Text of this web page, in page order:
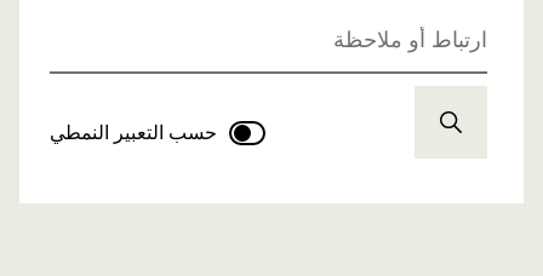
ارتباط أو ملاحظة
حسب التعبير النمطي